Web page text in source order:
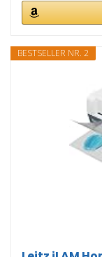
BESTSELLER NR. 2